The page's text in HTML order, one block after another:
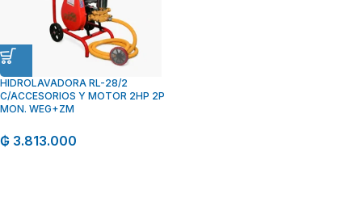
HIDROLAVADORA RL-28/2
C/ACCESORIOS Y MOTOR 2HP 2P
MON. WEG+ZM
₲ 3.813.000